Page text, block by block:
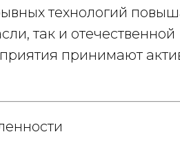
технологий
так и отечественной
принимают